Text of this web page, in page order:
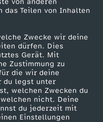
von anderen
das Teilen von Inhalten
Zwecke wir deine
dürfen. Dies
Gerät. Mit
Zustimmung zu
die wir deine
du legst unter
welchen Zwecken du
nicht. Deine
du jederzeit mit
Einstellungen